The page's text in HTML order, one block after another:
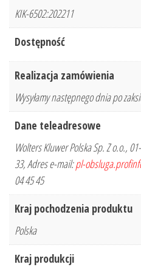
KIK-6502:202211
Dostępność
Realizacja zamówienia
Wysyłamy następnego dnia po
Dane teleadresowe
Wolters Kluwer Polska Sp. Z o.o.,
33, Adres e-mail:pl-
04 45 45
Kraj pochodzenia produktu
Polska
Kraj produkcji